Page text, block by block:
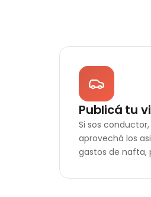
Publicá tu
Si sos
aprovechá los
gastos de nafta,